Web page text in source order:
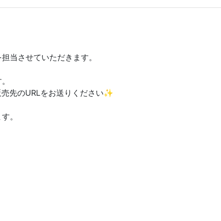
当させていただきます。
売先のURLをお送りください✨
。